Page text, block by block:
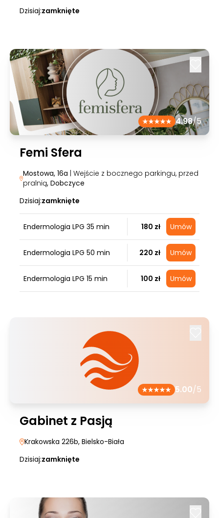
Dzisiaj:zamknięte
4.98/5
Femi Sfera
Mostowa, 16a | Wejście z bocznego parkingu, przed
pralnią, Dobczyce
Dzisiaj:zamknięte
Endermologia LPG 35 min 180 zł Umów
Endermologia LPG 50 min 220 zł Umów
Endermologia LPG 15 min 100 zł Umów
5.00/5
Gabinet z Pasją
Krakowska 226b, Bielsko-Biała
Dzisiaj:zamknięte